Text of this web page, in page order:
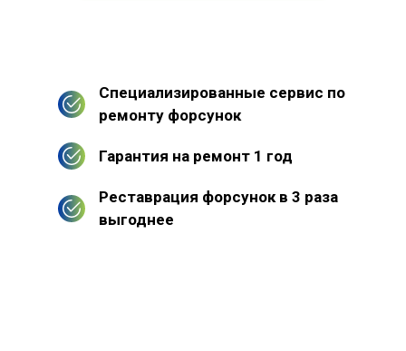
Специализированные сервис по
ремонту форсунок
Гарантия на ремонт 1 год
Реставрация форсунок в 3 раза
выгоднее